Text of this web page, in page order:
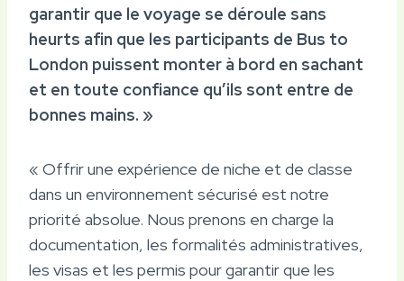
garantir que le voyage se déroule sans
heurts afin que les participants de Bus to
London puissent monter à bord en sachant
et en toute confiance qu’ils sont entre de
bonnes mains. »
« Offrir une expérience de niche et de classe
dans un environnement sécurisé est notre
priorité absolue. Nous prenons en charge la
documentation, les formalités administratives,
les visas et les permis pour garantir que les